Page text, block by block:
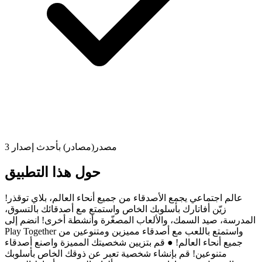
3 مصدر(مصادر) بأحدث إصدار
حول هذا التطبيق
عالم اجتماعي يجمع الأصدقاء من جميع أنحاء العالم، بلاي توقذر!
زيّن أفاتارك بأسلوبك الخاص واستمتع مع أصدقائك بالتسوق،
المدرسة، صيد السمك، والألعاب المصغّرة وأنشطة أخرى! انضم إلى
Play Together واستمتع باللعب مع أصدقاء مميزين ومتنوعين من
جميع أنحاء العالم! ● قم بتزيين شخصيتك المميزة واصنع أصدقاء
متنوعين! قم بإنشاء شخصية تعبر عن ذوقك الخاص بأسلوبك